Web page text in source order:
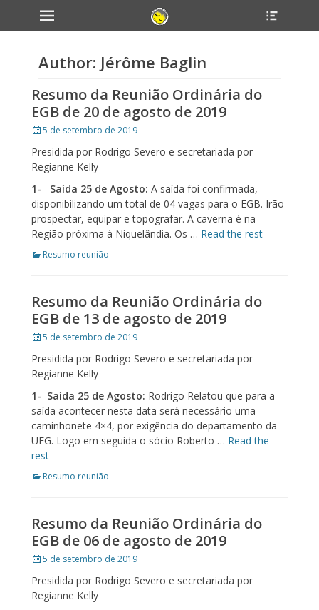
Skip
to
Primary Menu
Author: Jérôme Baglin
Resumo da Reunião Ordinária do
EGB de 20 de agosto de 2019
Posted
5 de setembro de 2019
Presidida por Rodrigo Severo e secretariada por
Regianne Kelly
1- Saída 25 de Agosto: A saída foi confirmada,
disponibilizando um total de 04 vagas para o EGB. Irão
prospectar, equipar e topografar. A caverna é na
Região próxima à Niquelândia. Os … Read the rest
Categories
Resumo reunião
Resumo da Reunião Ordinária do
EGB de 13 de agosto de 2019
Posted
5 de setembro de 2019
Presidida por Rodrigo Severo e secretariada por
Regianne Kelly
1- Saída 25 de Agosto: Rodrigo Relatou que para a
saída acontecer nesta data será necessário uma
caminhonete 4×4, por exigência do departamento da
UFG. Logo em seguida o sócio Roberto … Read the
rest
Categories
Resumo reunião
Resumo da Reunião Ordinária do
EGB de 06 de agosto de 2019
Posted
5 de setembro de 2019
Presidida por Rodrigo Severo e secretariada por
Regianne Kelly